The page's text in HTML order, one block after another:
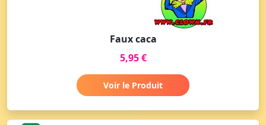
Faux caca
5,95 €
Voir le Produit